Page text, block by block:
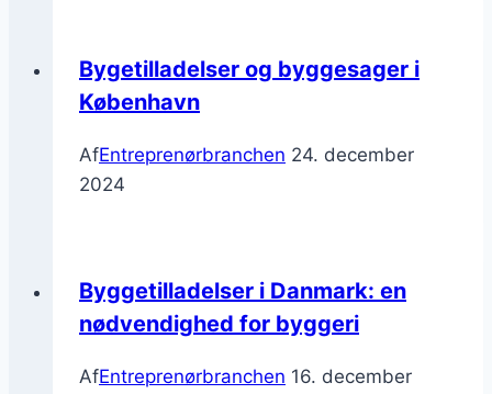
Bygetilladelser og byggesager i
København
AfEntreprenørbranchen 24. december
2024
Byggetilladelser i Danmark: en
nødvendighed for byggeri
AfEntreprenørbranchen 16. december